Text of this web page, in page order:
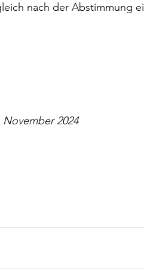
nach der Abstimmung
2024